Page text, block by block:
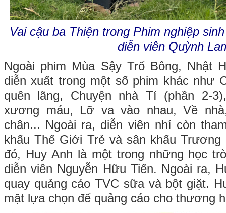
Vai cậu ba Thiện trong Phim nghiệp
diễn viên Quỳnh
Ngoài phim Mùa Sậy Trổ Bông, Nhật
diễn xuất trong một số phim khác như
quên lãng, Chuyện nhà Tí (phần 2-
xương máu, Lỡ va vào nhau, Về
chân... Ngoài ra, diễn viên nhí còn
khấu Thế Giới Trẻ và sân khấu Trương
đó, Huy Anh là một trong những học
diễn viên Nguyễn Hữu Tiến. Ngoài ra,
quay quảng cáo TVC sữa và bột giặt.
mặt lựa chọn để quảng cáo cho thương